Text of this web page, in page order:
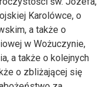
Karolówce, o
a także o
w Wożuczynie,
a także o kolejnych
o zbliżającej się